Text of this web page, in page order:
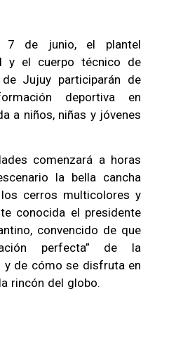
7 de junio, el plantel
y el cuerpo técnico de
Jujuy participarán de
deportiva en
a niños, niñas y jóvenes
comenzará a horas
la bella cancha
cerros multicolores y
conocida el presidente
convencido de que
perfecta” de la
y de cómo se disfruta en
rincón del globo.